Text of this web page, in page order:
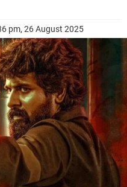
pm, 26 August 2025